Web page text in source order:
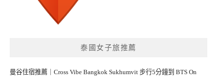
泰國女子旅推薦
曼谷住宿推薦｜Cross Vibe Bangkok Sukhumvit 步行5分鐘到 BTS On